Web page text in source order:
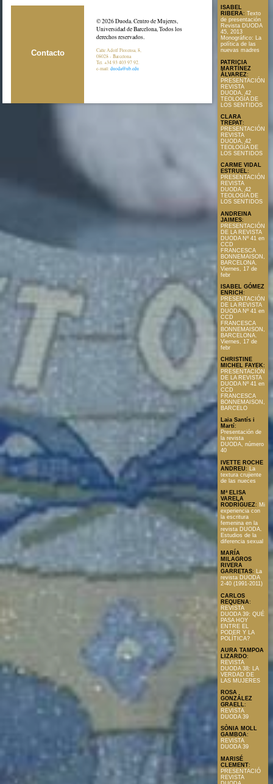
Contacto
© 2026 Duoda. Centro de Mujeres,
Universidad de Barcelona, Todos los
derechos reservados.
Calle Adolf Florensa, 8,
08028 - Barcelona
Tel. +34 93 403 97 92.
e-mail:duoda@ub.edu
ISABEL
RIBERA: Texto
de presentación
Revista DUODA
45, 2013
Monográfico: La
política de las
nuevas madres
PATRICIA
MARTÍNEZ
ÀLVAREZ:
PRESENTACIÓN
REVISTA
DUODA, 42
TEOLOGÍA DE
LOS SENTIDOS
CLARA
TREPAT:
PRESENTACIÓN
REVISTA
DUODA, 42
TEOLOGÍA DE
LOS SENTIDOS
CARME VIDAL
ESTRUEL:
PRESENTACIÓN
REVISTA
DUODA, 42
TEOLOGÍA DE
LOS SENTIDOS
ANDREINA
JAIMES:
PRESENTACIÓN
DE LA REVISTA
DUODA Nº 41 en
CCD
FRANCESCA
BONNEMAISON,
BARCELONA.
Viernes, 17 de
febr
ISABEL GÓMEZ
ENRICH :
PRESENTACIÓN
DE LA REVISTA
DUODA Nº 41 en
CCD
FRANCESCA
BONNEMAISON,
BARCELONA.
Viernes, 17 de
febr
CHRISTINE
MICHEL FAYEK:
PRESENTACIÓN
DE LA REVISTA
DUODA Nº 41 en
CCD
FRANCESCA
BONNEMAISON,
BARCELO
Laia Santís i
Martí:
Presentación de
la revista
DUODA, número
40
IVETTE ROCHE
ANDREU:
La
textura crujiente
de las nueces
Mª ELISA
VARELA
RODRÍGUEZ: Mi
experiencia con
la escritura
femenina en la
revista DUODA.
Estudios de la
diferencia sexual
MARÍA
MILAGROS
RIVERA
GARRETAS: La
revista DUODA
2-40 (1991-2011)
CARLOS
REQUENA:
REVISTA
DUODA 39: QUÉ
PASA HOY
ENTRE EL
PODER Y LA
POLÍTICA?
AURA TAMPOA
LIZARDO:
REVISTA
DUODA 38: LA
VERDAD DE
LAS MUJERES
ROSA
GONZÁLEZ
GRAELL:
REVISTA
DUODA 39
SÒNIA MOLL
GAMBOA:
REVISTA
DUODA 39
MARISÉ
CLEMENT:
PRESENTACIÓ
REVISTA